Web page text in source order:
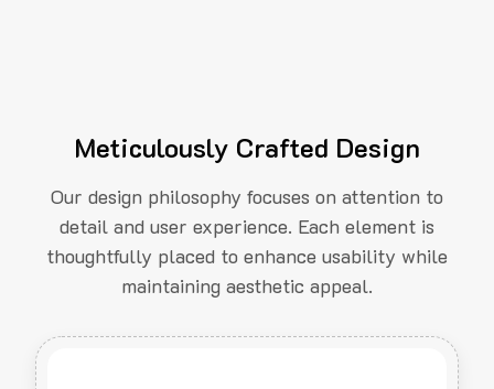
Meticulously Crafted Design
Our design philosophy focuses on attention to
detail and user experience. Each element is
thoughtfully placed to enhance usability while
maintaining aesthetic appeal.